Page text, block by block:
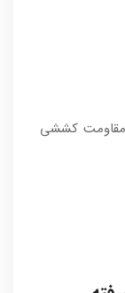
مقاومت کششی